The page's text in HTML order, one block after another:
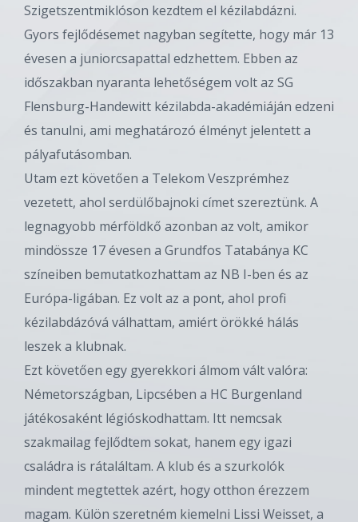
Szigetszentmiklóson kezdtem el kézilabdázni.
Gyors fejlődésemet nagyban segítette, hogy már 13
évesen a juniorcsapattal edzhettem. Ebben az
időszakban nyaranta lehetőségem volt az SG
Flensburg-Handewitt kézilabda-akadémiáján edzeni
és tanulni, ami meghatározó élményt jelentett a
pályafutásomban.
Utam ezt követően a Telekom Veszprémhez
vezetett, ahol serdülőbajnoki címet szereztünk. A
legnagyobb mérföldkő azonban az volt, amikor
mindössze 17 évesen a Grundfos Tatabánya KC
színeiben bemutatkozhattam az NB I-ben és az
Európa-ligában. Ez volt az a pont, ahol profi
kézilabdázóvá válhattam, amiért örökké hálás
leszek a klubnak.
Ezt követően egy gyerekkori álmom vált valóra:
Németországban, Lipcsében a HC Burgenland
játékosaként légióskodhattam. Itt nemcsak
szakmailag fejlődtem sokat, hanem egy igazi
családra is rátaláltam. A klub és a szurkolók
mindent megtettek azért, hogy otthon érezzem
magam. Külön szeretném kiemelni Lissi Weisset, a